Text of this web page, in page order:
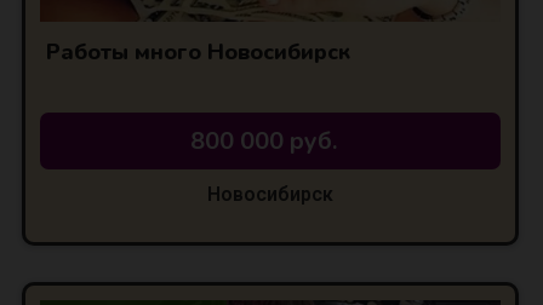
Работы много Новосибирск
800 000 руб.
Новосибирск